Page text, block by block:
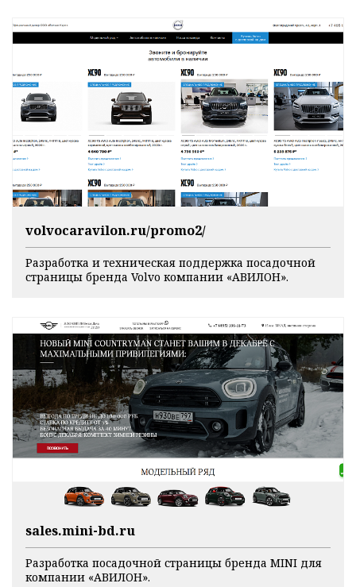
volvocaravilon.ru/promo2/
Разработка и техническая поддержка посадочной
страницы бренда Volvo компании «АВИЛОН».
sales.mini-bd.ru
Разработка посадочной страницы бренда MINI для
компании «АВИЛОН».